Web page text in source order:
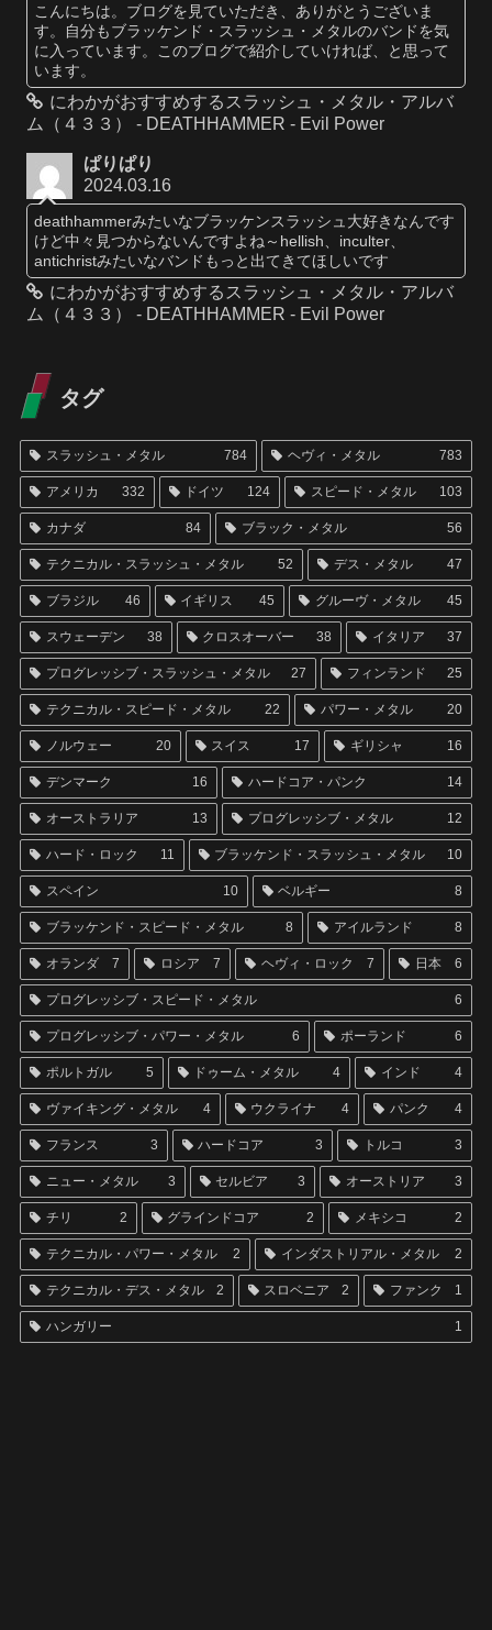
こんにちは。ブログを見ていただき、ありがとうございま
す。自分もブラッケンド・スラッシュ・メタルのバンドを気
に入っています。このブログで紹介していければ、と思って
います。
にわかがおすすめするスラッシュ・メタル・アルバ
ム（４３３） - DEATHHAMMER - Evil Power
ぱりぱり
2024.03.16
deathhammerみたいなブラッケンスラッシュ大好きなんです
けど中々見つからないんですよね～hellish、inculter、
antichristみたいなバンドもっと出てきてほしいです
にわかがおすすめするスラッシュ・メタル・アルバ
ム（４３３） - DEATHHAMMER - Evil Power
タグ
スラッシュ・メタル 784 ヘヴィ・メタル 783
アメリカ 332 ドイツ 124 スピード・メタル 103
カナダ 84 ブラック・メタル 56
テクニカル・スラッシュ・メタル 52 デス・メタル 47
ブラジル 46 イギリス 45 グルーヴ・メタル 45
スウェーデン 38 クロスオーバー 38 イタリア 37
プログレッシブ・スラッシュ・メタル 27 フィンランド 25
テクニカル・スピード・メタル 22 パワー・メタル 20
ノルウェー 20 スイス 17 ギリシャ 16
デンマーク 16 ハードコア・パンク 14
オーストラリア 13 プログレッシブ・メタル 12
ハード・ロック 11 ブラッケンド・スラッシュ・メタル 10
スペイン 10 ベルギー 8
ブラッケンド・スピード・メタル 8 アイルランド 8
オランダ 7 ロシア 7 ヘヴィ・ロック 7 日本 6
プログレッシブ・スピード・メタル 6
プログレッシブ・パワー・メタル 6 ポーランド 6
ポルトガル 5 ドゥーム・メタル 4 インド 4
ヴァイキング・メタル 4 ウクライナ 4 パンク 4
フランス 3 ハードコア 3 トルコ 3
ニュー・メタル 3 セルビア 3 オーストリア 3
チリ 2 グラインドコア 2 メキシコ 2
テクニカル・パワー・メタル 2 インダストリアル・メタル 2
テクニカル・デス・メタル 2 スロベニア 2 ファンク 1
ハンガリー 1